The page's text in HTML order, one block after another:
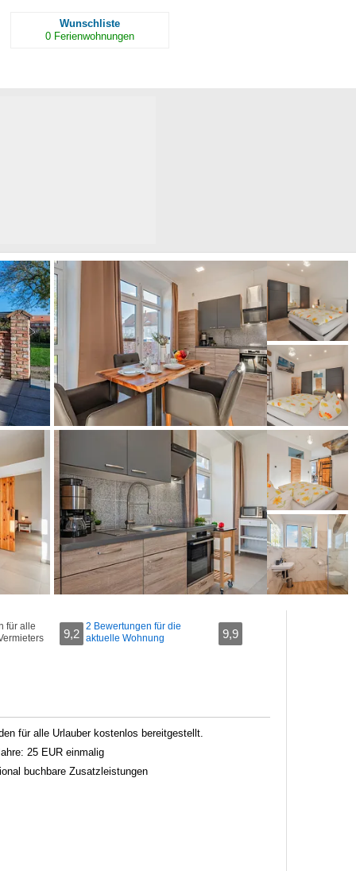
Wunschliste
0 Ferienwohnungen
für alle
9,2
2 Bewertungen für die
aktuelle Wohnung
9,9
für alle Urlauber kostenlos bereitgestellt.
25 EUR einmalig
buchbare Zusatzleistungen